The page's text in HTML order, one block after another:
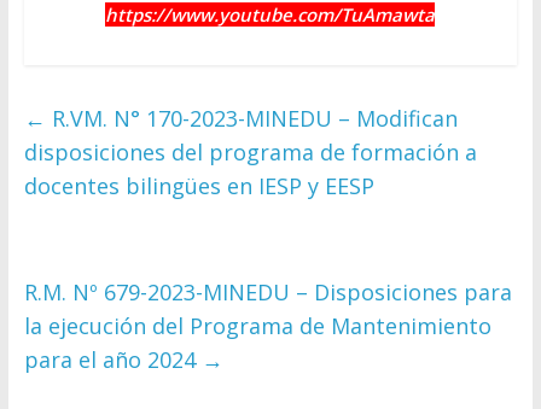
https://www.youtube.com/TuAmawta
← R.VM. N° 170-2023-MINEDU – Modifican
disposiciones del programa de formación a
docentes bilingües en IESP y EESP
R.M. Nº 679-2023-MINEDU – Disposiciones para
la ejecución del Programa de Mantenimiento
para el año 2024 →